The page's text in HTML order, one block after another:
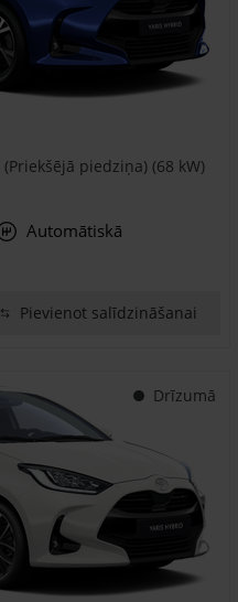
piedziņa) (68 kW)
Automātiskā
Pievienot salīdzināšanai
Drīzumā